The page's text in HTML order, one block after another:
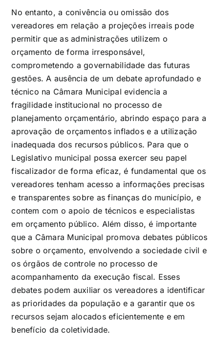
No entanto, a conivência ou omissão dos
vereadores em relação a projeções irreais pode
permitir que as administrações utilizem o
orçamento de forma irresponsável,
comprometendo a governabilidade das futuras
gestões. A ausência de um debate aprofundado e
técnico na Câmara Municipal evidencia a
fragilidade institucional no processo de
planejamento orçamentário, abrindo espaço para a
aprovação de orçamentos inflados e a utilização
inadequada dos recursos públicos. Para que o
Legislativo municipal possa exercer seu papel
fiscalizador de forma eficaz, é fundamental que os
vereadores tenham acesso a informações precisas
e transparentes sobre as finanças do município, e
contem com o apoio de técnicos e especialistas
em orçamento público. Além disso, é importante
que a Câmara Municipal promova debates públicos
sobre o orçamento, envolvendo a sociedade civil e
os órgãos de controle no processo de
acompanhamento da execução fiscal. Esses
debates podem auxiliar os vereadores a identificar
as prioridades da população e a garantir que os
recursos sejam alocados eficientemente e em
benefício da coletividade.